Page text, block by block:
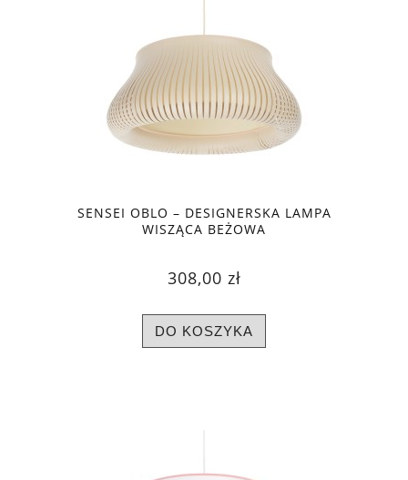
SENSEI OBLO – DESIGNERSKA LAMPA
WISZĄCA BEŻOWA
308,00 zł
DO KOSZYKA